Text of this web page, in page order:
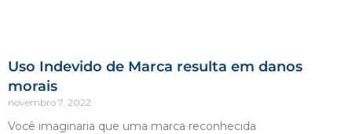
Uso Indevido de Marca resulta em danos
morais
novembro 7, 2022
Você imaginaria que uma marca reconhecida